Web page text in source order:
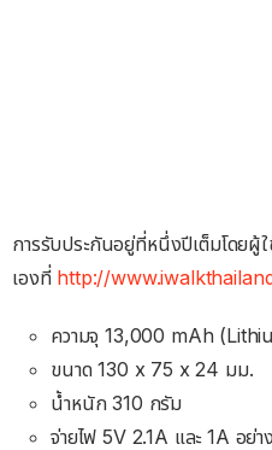
การรับประกันอยู่ที่หนึ่งปีเต็มโดยผู้
เองที่ http://
ความจุ 13,000 mAh
ขนาด 130 x 75 x 24 มม.
น้ำหนัก 310 กรัม
จ่ายไฟ 5V 2.1A และ 1A อย่า